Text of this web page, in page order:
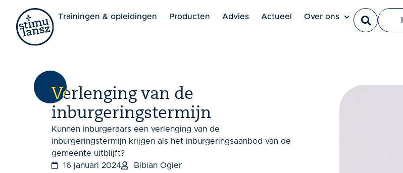
Trainingen & opleidingen Producten Advies Actueel Over ons
Verlenging van de
inburgeringstermijn
Kunnen inburgeraars een verlenging van de
inburgeringstermijn krijgen als het inburgeringsaanbod van de
gemeente uitblijft?
16 januari 2024
Bibian Ogier